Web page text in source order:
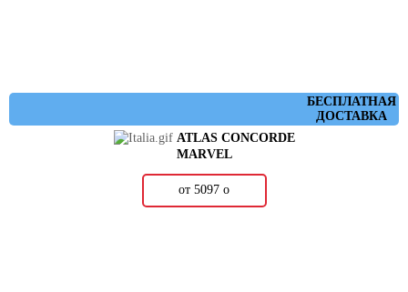
БЕСПЛАТНАЯ
ДОСТАВКА
ATLAS CONCORDE
MARVEL
от 5097 о